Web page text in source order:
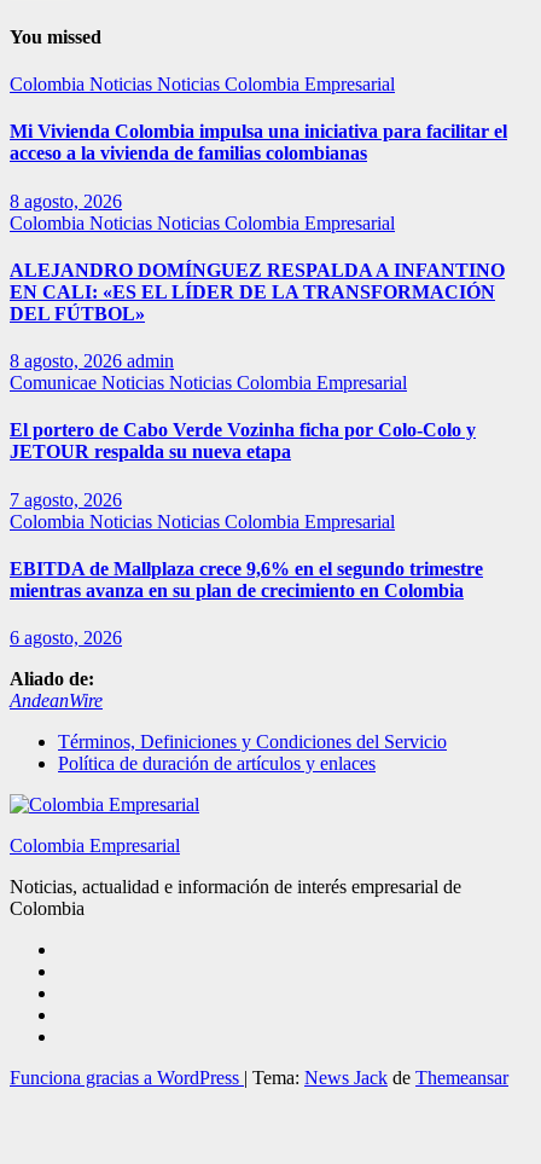
You missed
Colombia Noticias Noticias Colombia Empresarial
Mi Vivienda Colombia impulsa una iniciativa para facilitar el
acceso a la vivienda de familias colombianas
8 agosto, 2026
Colombia Noticias Noticias Colombia Empresarial
ALEJANDRO DOMÍNGUEZ RESPALDA A INFANTINO
EN CALI: «ES EL LÍDER DE LA TRANSFORMACIÓN
DEL FÚTBOL»
8 agosto, 2026 admin
Comunicae Noticias Noticias Colombia Empresarial
El portero de Cabo Verde Vozinha ficha por Colo-Colo y
JETOUR respalda su nueva etapa
7 agosto, 2026
Colombia Noticias Noticias Colombia Empresarial
EBITDA de Mallplaza crece 9,6% en el segundo trimestre
mientras avanza en su plan de crecimiento en Colombia
6 agosto, 2026
Aliado de:
AndeanWire
Términos, Definiciones y Condiciones del Servicio
Política de duración de artículos y enlaces
Colombia Empresarial
Noticias, actualidad e información de interés empresarial de
Colombia
Funciona gracias a WordPress | Tema: News Jack de Themeansar